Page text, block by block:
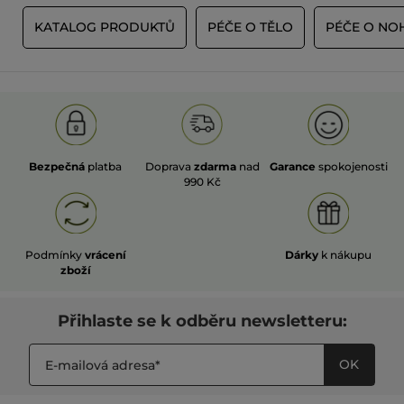
KATALOG PRODUKTŮ PÉČE O TĚLO PÉČE O
Bezpečná platba Doprava zdarma nad
990 Kč
Garance spokojenosti
Podmínky vrácení
zboží
Dárky k nákupu
Přihlaste se k odběru newsletteru:
OK